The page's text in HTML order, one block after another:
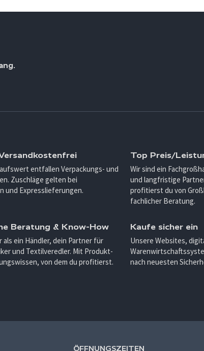
entfallen Verpackungs- und
Zuschläge gelten bei
und Expresslieferungen.
Top Preis/
Wir sind ein
und langfristige
profitierst du von
fachlicher Beratung.
Beratung & Know-How
als ein Händler, dein Partner für
und Textilveredler. Mit Produkt-
von dem du profitierst.
Kaufe sicher ein
Unsere Websites,
nach neuesten
ÖFFNUNGSZEITEN